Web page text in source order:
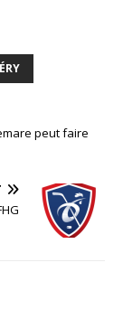
peut faire